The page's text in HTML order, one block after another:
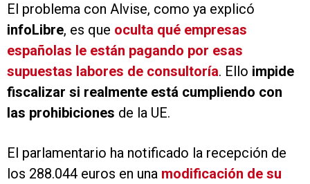
El problema con Alvise, como ya explicó
infoLibre, es que oculta qué empresas
españolas le están pagando por esas
supuestas labores de consultoría. Ello impide
fiscalizar si realmente está cumpliendo con
las prohibiciones de la UE.
El parlamentario ha notificado la recepción de
los 288.044 euros en una modificación de su